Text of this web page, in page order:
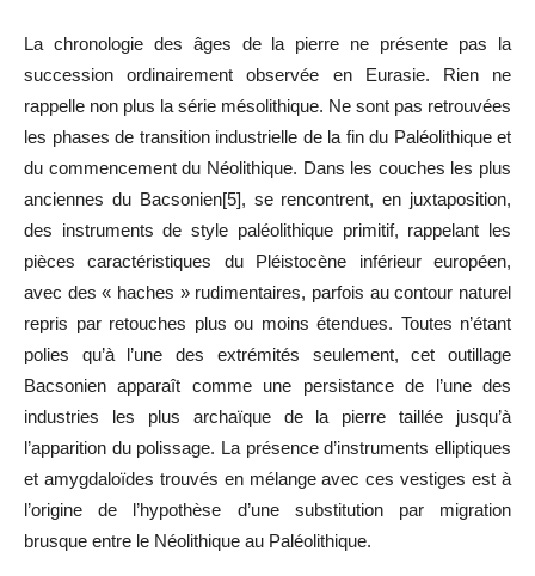
La chronologie des âges de la pierre ne présente pas la
succession ordinairement observée en Eurasie. Rien ne
rappelle non plus la série mésolithique. Ne sont pas retrouvées
les phases de transition industrielle de la fin du Paléolithique et
du commencement du Néolithique. Dans les couches les plus
anciennes du Bacsonien[5], se rencontrent, en juxtaposition,
des instruments de style paléolithique primitif, rappelant les
pièces caractéristiques du Pléistocène inférieur européen,
avec des « haches » rudimentaires, parfois au contour naturel
repris par retouches plus ou moins étendues. Toutes n’étant
polies qu’à l’une des extrémités seulement, cet outillage
Bacsonien apparaît comme une persistance de l’une des
industries les plus archaïque de la pierre taillée jusqu’à
l’apparition du polissage. La présence d’instruments elliptiques
et amygdaloïdes trouvés en mélange avec ces vestiges est à
l’origine de l’hypothèse d’une substitution par migration
brusque entre le Néolithique au Paléolithique.